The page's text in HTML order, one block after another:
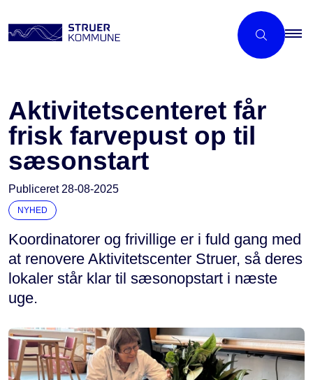
Aktivitetscenteret får
frisk farvepust op til
sæsonstart
Publiceret 28-08-2025
NYHED
Koordinatorer og frivillige er i fuld gang med
at renovere Aktivitetscenter Struer, så deres
lokaler står klar til sæsonopstart i næste
uge.